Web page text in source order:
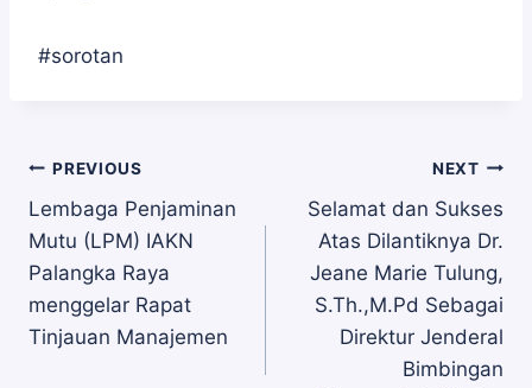
#sorotan
Navigasi
pos
PREVIOUS
Lembaga Penjaminan
Mutu (LPM) IAKN
Palangka Raya
menggelar Rapat
Tinjauan Manajemen
NEXT
Selamat dan Sukses
Atas Dilantiknya Dr.
Jeane Marie Tulung,
S.Th.,M.Pd Sebagai
Direktur Jenderal
Bimbingan